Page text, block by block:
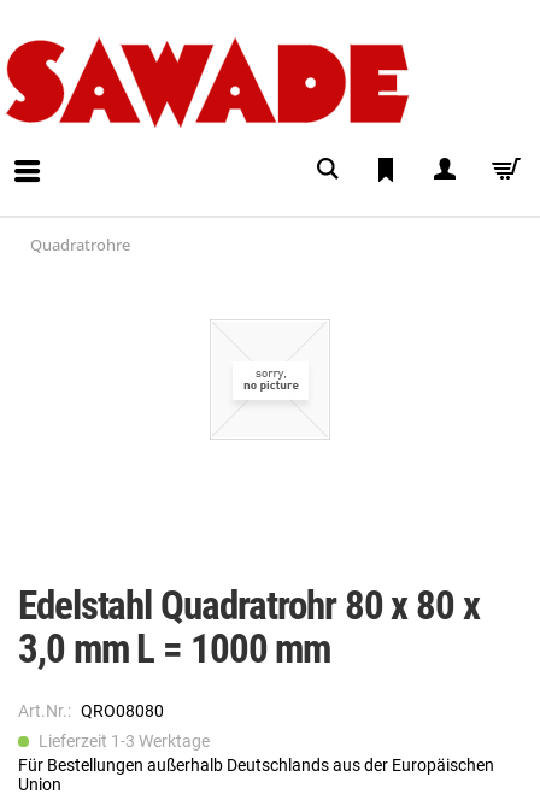
Quadratrohre
Edelstahl Quadratrohr 80 x 80 x
3,0 mm L = 1000 mm
Art.Nr.: QRO08080
Lieferzeit 1-3 Werktage
Für Bestellungen außerhalb Deutschlands aus der Europäischen
Union